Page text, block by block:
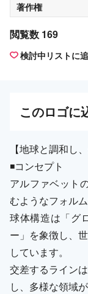
著作権
閲覧数 169
検討中リストに
このロゴに
【地球と調和し
◾️コンセプト
アルファベット
むようなフォル
球体構造は「グ
ー」を象徴し、
しています。
交差するライン
し、多様な領域